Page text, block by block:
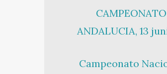
ANDALUCIA, 13
Campeonato